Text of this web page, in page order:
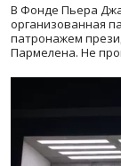
В Фонде Пьера
организованная
патронажем
Пармелена. Не